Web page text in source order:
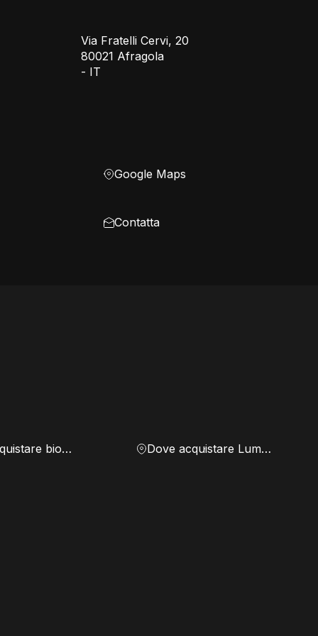
Via Fratelli Cervi, 20
80021 Afragola
- IT
Google Maps
Contatta
Dove acquistare biomassa Dove acquistare Lumen